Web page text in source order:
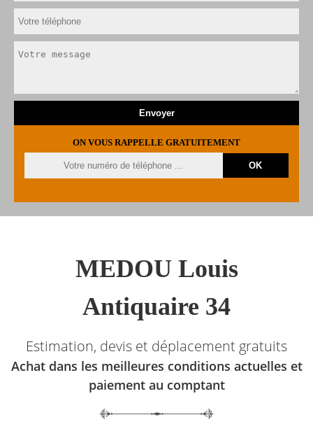
ON VOUS RAPPELLE GRATUITEMENT
MEDOU Louis
Antiquaire 34
Estimation, devis et déplacement gratuits
Achat dans les meilleures conditions actuelles et
paiement au comptant